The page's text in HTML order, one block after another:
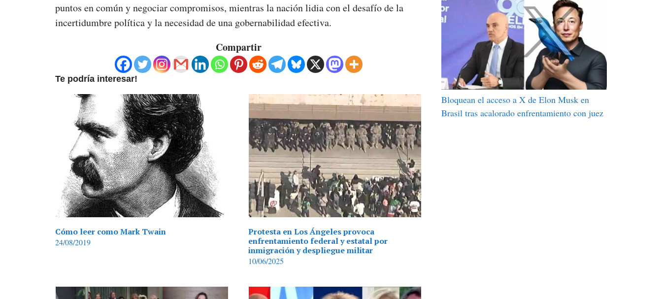
puntos en común y negociar compromisos, mientras la nación lidia con el desafío de la
incertidumbre política y la necesidad de una gobernabilidad efectiva.
Compartir
Te podría interesar!
Cómo leer como Mark Twain
24/08/2019
Protesta en Los Ángeles provoca
enfrentamiento federal y estatal por
inmigración y despliegue militar
10/06/2025
Bloquean el acceso a X de Elon Musk en
Brasil tras acalorado enfrentamiento con juez